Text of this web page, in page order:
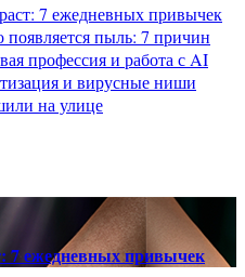
7 ежедневных привычек
пыль: 7 причин
профессия и работа с AI
и вирусные ниши
на улице
7 ежедневных привычек